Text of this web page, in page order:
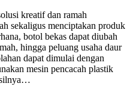
kreatif dan ramah
sekaligus menciptakan produk
botol bekas dapat diubah
hingga peluang usaha daur
dapat dimulai dengan
mesin pencacah plastik